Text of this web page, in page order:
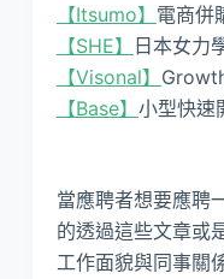
【Itsumo】 電商併
【SHE】 日本女力
【Visonal】
【Base】 小型快速
當應聘者想要應聘
的透過這些文章或
工作面貌與同事關